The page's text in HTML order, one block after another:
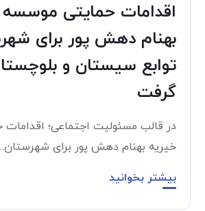
اقدامات حمایتی موسسه
بهنام دهش پور برای
توابع سیستان و
گرفت
در قالب مسئولیت اجتماعی؛
خیریه بهنام دهش پور برای
بیشتر بخوانید